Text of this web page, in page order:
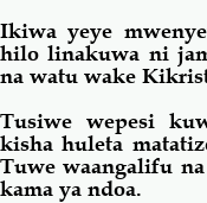
Ikiwa yeye
hilo linakuwa ni
na watu wake
Tusiwe wepesi
kisha huleta
Tuwe waangalifu
kama ya ndoa.